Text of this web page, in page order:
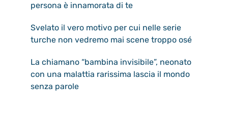
persona è innamorata di te
Svelato il vero motivo per cui nelle serie
turche non vedremo mai scene troppo osé
La chiamano “bambina invisibile”, neonato
con una malattia rarissima lascia il mondo
senza parole